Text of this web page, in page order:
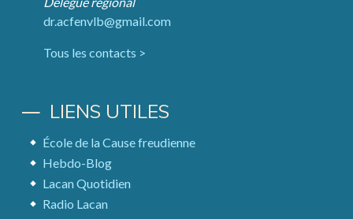
dr.acfenvlb@gmail.com
Tous les contacts >
LIENS UTILES
École de la Cause freudienne
Hebdo-Blog
Lacan Quotidien
Radio Lacan